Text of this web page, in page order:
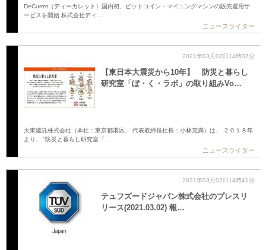
DeCurret（ディーカレット）国内初、ビットコイン・マイニングマシンの販売運用サ
ービスを開始 株式会社ディ…
ニュースライター
2021年03月02日14時37分
【東日本大震災から10年】 防災と暮らし
研究室「ぼ・く・ラボ」の取り組みVo…
大東建託株式会社（本社：東京都港区、 代表取締役社長：小林克満）は、 ２０１８年
より、 “防災と暮らし研究室「…
ニュースライター
2021年03月02日14時41分
テュフズードジャパン株式会社のプレスリ
リース(2021.03.02) 報…